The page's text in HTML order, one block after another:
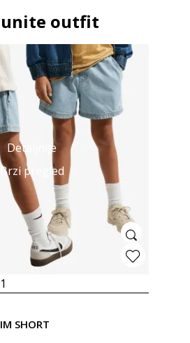
outfit
Detaljnije
Brzi pregled
1
SHORT